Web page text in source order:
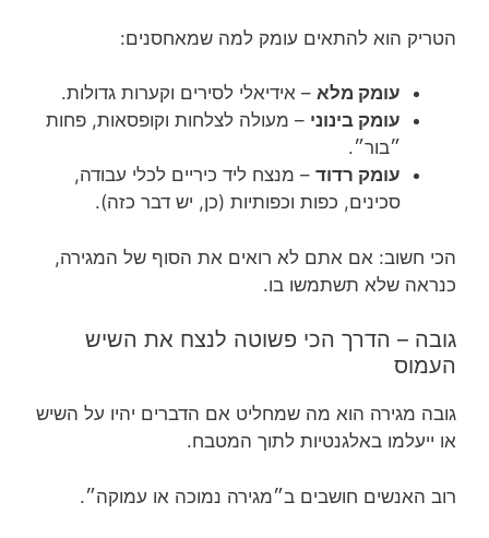
הטריק הוא להתאים עומק למה שמאחסנים:
עומק מלא – אידיאלי לסירים וקערות גדולות.
עומק בינוני – מעולה לצלחות וקופסאות, פחות
״בור״.
עומק רדוד – מנצח ליד כיריים לכלי עבודה,
סכינים, כפות וכפותיות (כן, יש דבר כזה).
הכי חשוב: אם אתם לא רואים את הסוף של המגירה,
כנראה שלא תשתמשו בו.
גובה – הדרך הכי פשוטה לנצח את השיש
העמוס
גובה מגירה הוא מה שמחליט אם הדברים יהיו על השיש
או ייעלמו באלגנטיות לתוך המטבח.
רוב האנשים חושבים ב״מגירה נמוכה או עמוקה״.